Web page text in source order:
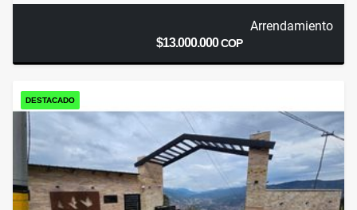
Arrendamiento
$13.000.000COP
DESTACADO